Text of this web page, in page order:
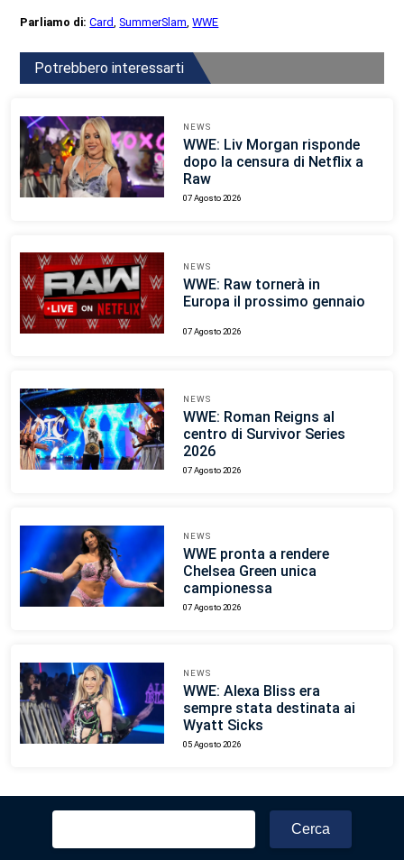
Parliamo di:Card ,SummerSlam ,WWE
Potrebbero interessarti
NEWS
WWE: Liv Morgan risponde
dopo la censura di Netflix a
Raw
07 Agosto 2026
NEWS
WWE: Raw tornerà in
Europa il prossimo gennaio
07 Agosto 2026
NEWS
WWE: Roman Reigns al
centro di Survivor Series
2026
07 Agosto 2026
NEWS
WWE pronta a rendere
Chelsea Green unica
campionessa
07 Agosto 2026
NEWS
WWE: Alexa Bliss era
sempre stata destinata ai
Wyatt Sicks
05 Agosto 2026
Ricerca